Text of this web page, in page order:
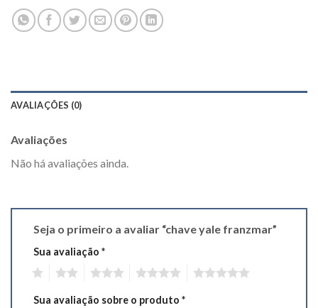
AVALIAÇÕES (0)
Avaliações
Não há avaliações ainda.
Seja o primeiro a avaliar “chave yale franzmar”
Sua avaliação *
Sua avaliação sobre o produto *